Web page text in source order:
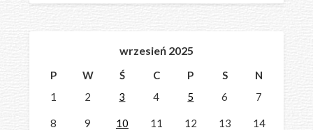
wrzesień 2025
P W Ś C P S
N
1
2 3 4 5 6 7
8 9 10 11 12 13 14